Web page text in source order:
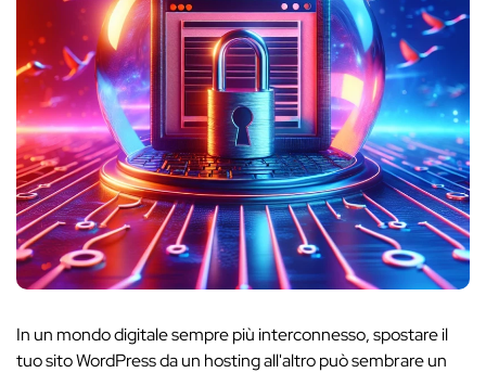
In un mondo digitale sempre più interconnesso, spostare il
tuo sito WordPress da un hosting all'altro può sembrare un